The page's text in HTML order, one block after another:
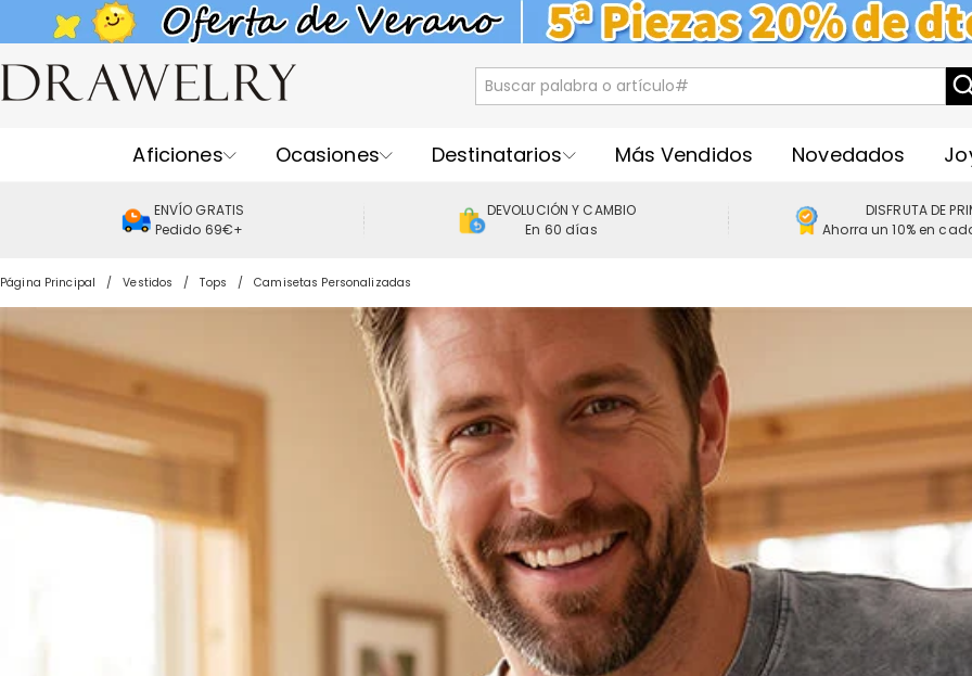
Aficiones Ocasiones Destinatarios Más Vendidos Novedados
ENVÍO GRATIS
Pedido 69€+
DEVOLUCIÓN Y CAMBIO
En 60 días
DISFRUTA DE
Ahorra un 10% en
Página Principal Vestidos Tops Camisetas Personalizadas